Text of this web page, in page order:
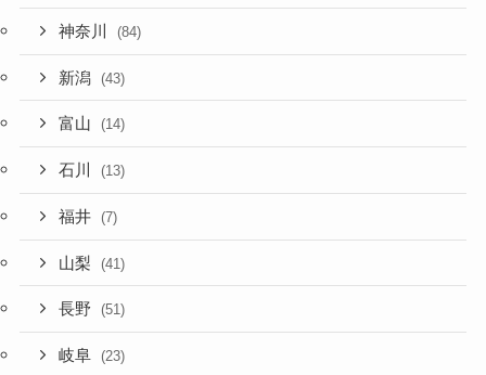
神奈川 (84)
新潟 (43)
富山 (14)
石川 (13)
福井 (7)
山梨 (41)
長野 (51)
岐阜 (23)